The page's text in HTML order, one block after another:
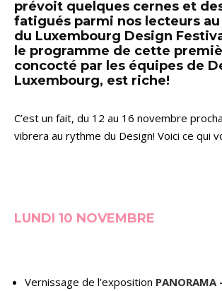
prévoit quelques cernes et
fatigués parmi nos lecteurs
du Luxembourg Design
le programme de cette
concocté par les équipes de
Luxembourg, est riche!
C’est un fait, du 12 au 16 novembre
vibrera au rythme du Design! Voici ce qui
LUNDI 10 NOVEMBRE
Vernissage de l’exposition